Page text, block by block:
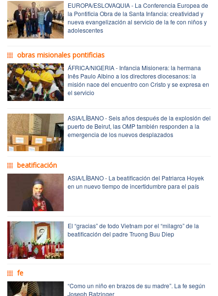
EUROPA/ESLOVAQUIA - La Conferencia Europea de
la Pontificia Obra de la Santa Infancia: creatividad y
nueva evangelización al servicio de la fe con niños y
adolescentes
obras misionales pontificias
ÁFRICA/NIGERIA - Infancia Misionera: la hermana
Inês Paulo Albino a los directores diocesanos: la
misión nace del encuentro con Cristo y se expresa en
el servicio
ASIA/LÍBANO - Seis años después de la explosión del
puerto de Beirut, las OMP también responden a la
emergencia de los nuevos desplazados
beatificación
ASIA/LÍBANO - La beatificación del Patriarca Hoyek
en un nuevo tiempo de incertidumbre para el país
El “gracias” de todo Vietnam por el “milagro” de la
beatificación del padre Truong Buu Diep
fe
“Como un niño en brazos de su madre”. La fe según
Joseph Ratzinger